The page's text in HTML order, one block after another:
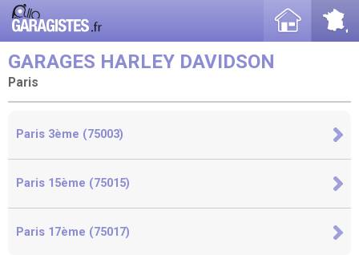
GARAGES HARLEY DAVIDSON
Paris
Paris 3ème (75003)
Paris 15ème (75015)
Paris 17ème (75017)